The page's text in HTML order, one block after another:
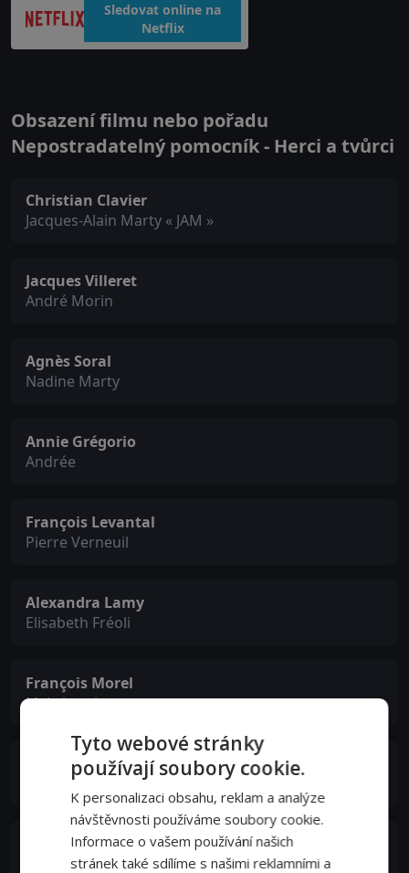
Sledovat online na
Netflix
Obsazení filmu nebo pořadu
Nepostradatelný pomocník - Herci a tvůrci
Christian Clavier
Jacques-Alain Marty « JAM »
Jacques Villeret
André Morin
Agnès Soral
Nadine Marty
Annie Grégorio
Andrée
François Levantal
Pierre Verneuil
Alexandra Lamy
Elisabeth Fréoli
François Morel
M. Lebrochet
Pierre Vernier
le "senior"
Jacques Dynam
le chef de la fabrique de jouets
Tyto webové stránky
používají soubory cookie.
K personalizaci obsahu, reklam a analýze
návštěvnosti používáme soubory cookie.
Informace o vašem používání našich
stránek také sdílíme s našimi reklamními a